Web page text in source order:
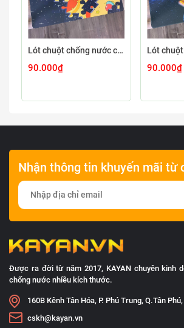
Lót chuột chống nước cỡ lớn 80x30cm dày 3mm ASTRO-03-80X30
90.000₫ 90.000₫
Nhận thông tin khuyến mãi từ
Được ra đời từ năm 2017, KAYAN chuyên kinh
chống nước nhiều kích thước.
160B Kênh Tân Hóa, P. Phú Trung, Q.Tân Phú,
cskh@kayan.vn